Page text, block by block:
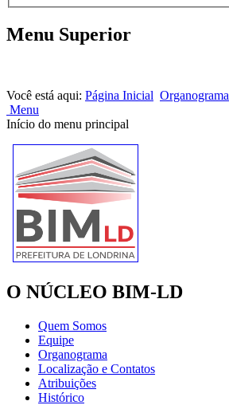
Menu Superior
Você está aqui: Página Inicial Organograma
Menu
Início do menu principal
O NÚCLEO BIM-LD
Quem Somos
Equipe
Organograma
Localização e Contatos
Atribuições
Histórico